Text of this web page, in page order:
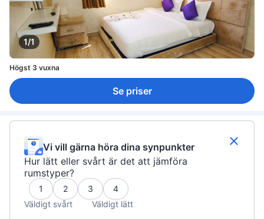
1/1
Högst 3 vuxna
Se priser
Vi vill gärna höra dina synpunkter
Hur lätt eller svårt är det att jämföra
rumstyper?
1 2 3
4
Väldigt svårt
Väldigt lätt